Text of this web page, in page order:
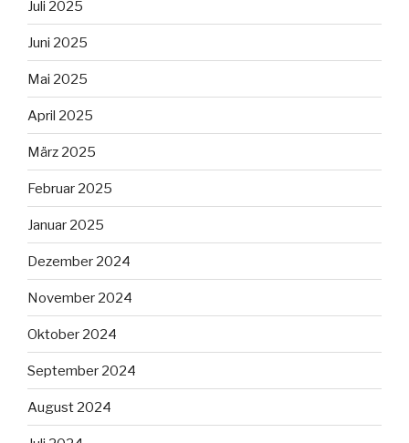
Juli 2025
Juni 2025
Mai 2025
April 2025
März 2025
Februar 2025
Januar 2025
Dezember 2024
November 2024
Oktober 2024
September 2024
August 2024